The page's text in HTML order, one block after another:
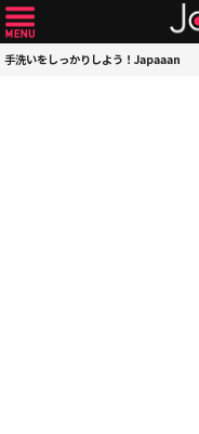
手洗いをしっかりしよう！Japaaan